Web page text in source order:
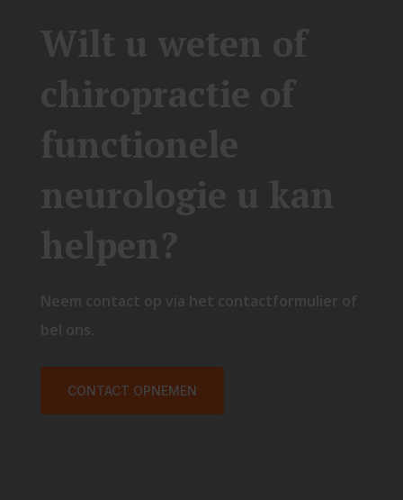
Wilt u weten of
chiropractie of
functionele
neurologie u kan
helpen?
Neem contact op via het contactformulier of
bel ons.
CONTACT OPNEMEN